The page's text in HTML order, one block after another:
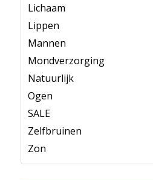
Lichaam
Lippen
Mannen
Mondverzorging
Natuurlijk
Ogen
SALE
Zelfbruinen
Zon